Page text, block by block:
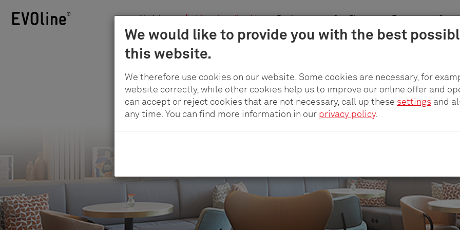
We would like to provide you with the best
this website.
We therefore use cookies on our website. Some cookies are necessary, for
website correctly, while other cookies help us to improve our online offer and
can accept or reject cookies that are not necessary, call up these settings and
any time. You can find more information in our privacy policy.
Noticias Ámbitos de aplicación Productos pCon.Planner Empresa
Soluciones inteligentes de energía y carga
Pequeños detalles con gran impacto